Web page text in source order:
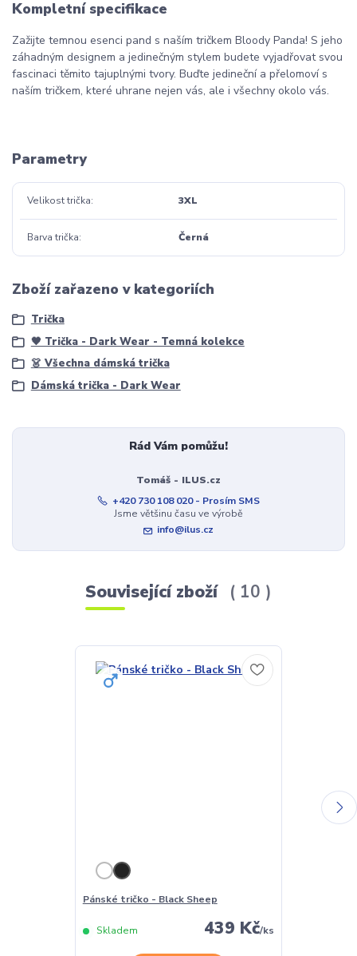
Kompletní specifikace
Zažijte temnou esenci pand s naším tričkem Bloody Panda! S jeho
záhadným designem a jedinečným stylem budete vyjadřovat svou
fascinaci těmito tajuplnými tvory. Buďte jedineční a přelomoví s
naším tričkem, které uhrane nejen vás, ale i všechny okolo vás.
Parametry
Velikost trička 3XL
Barva trička Černá
Zboží zařazeno v kategoriích
Trička
🖤 Trička - Dark Wear - Temná kolekce
👗 Všechna dámská trička
Dámská trička - Dark Wear
Rád Vám pomůžu!
Tomáš - ILUS.cz
+420 730 108 020 - Prosím SMS
Jsme většinu času ve výrobě
info@ilus.cz
Související zboží 10
Pánské tričko - Black Sheep
439 Kč/ks
Skladem